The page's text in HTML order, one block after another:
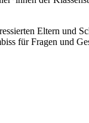
Eltern und
für Fragen und